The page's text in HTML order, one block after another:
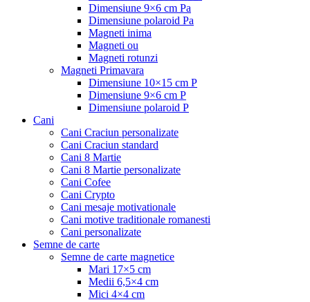
Dimensiune 9×6 cm Pa
Dimensiune polaroid Pa
Magneti inima
Magneti ou
Magneti rotunzi
Magneti Primavara
Dimensiune 10×15 cm P
Dimensiune 9×6 cm P
Dimensiune polaroid P
Cani
Cani Craciun personalizate
Cani Craciun standard
Cani 8 Martie
Cani 8 Martie personalizate
Cani Cofee
Cani Crypto
Cani mesaje motivationale
Cani motive traditionale romanesti
Cani personalizate
Semne de carte
Semne de carte magnetice
Mari 17×5 cm
Medii 6,5×4 cm
Mici 4×4 cm